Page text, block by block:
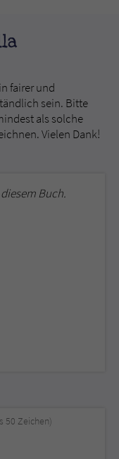
fairer und
sein. Bitte
als solche
Vielen Dank!
Buch.